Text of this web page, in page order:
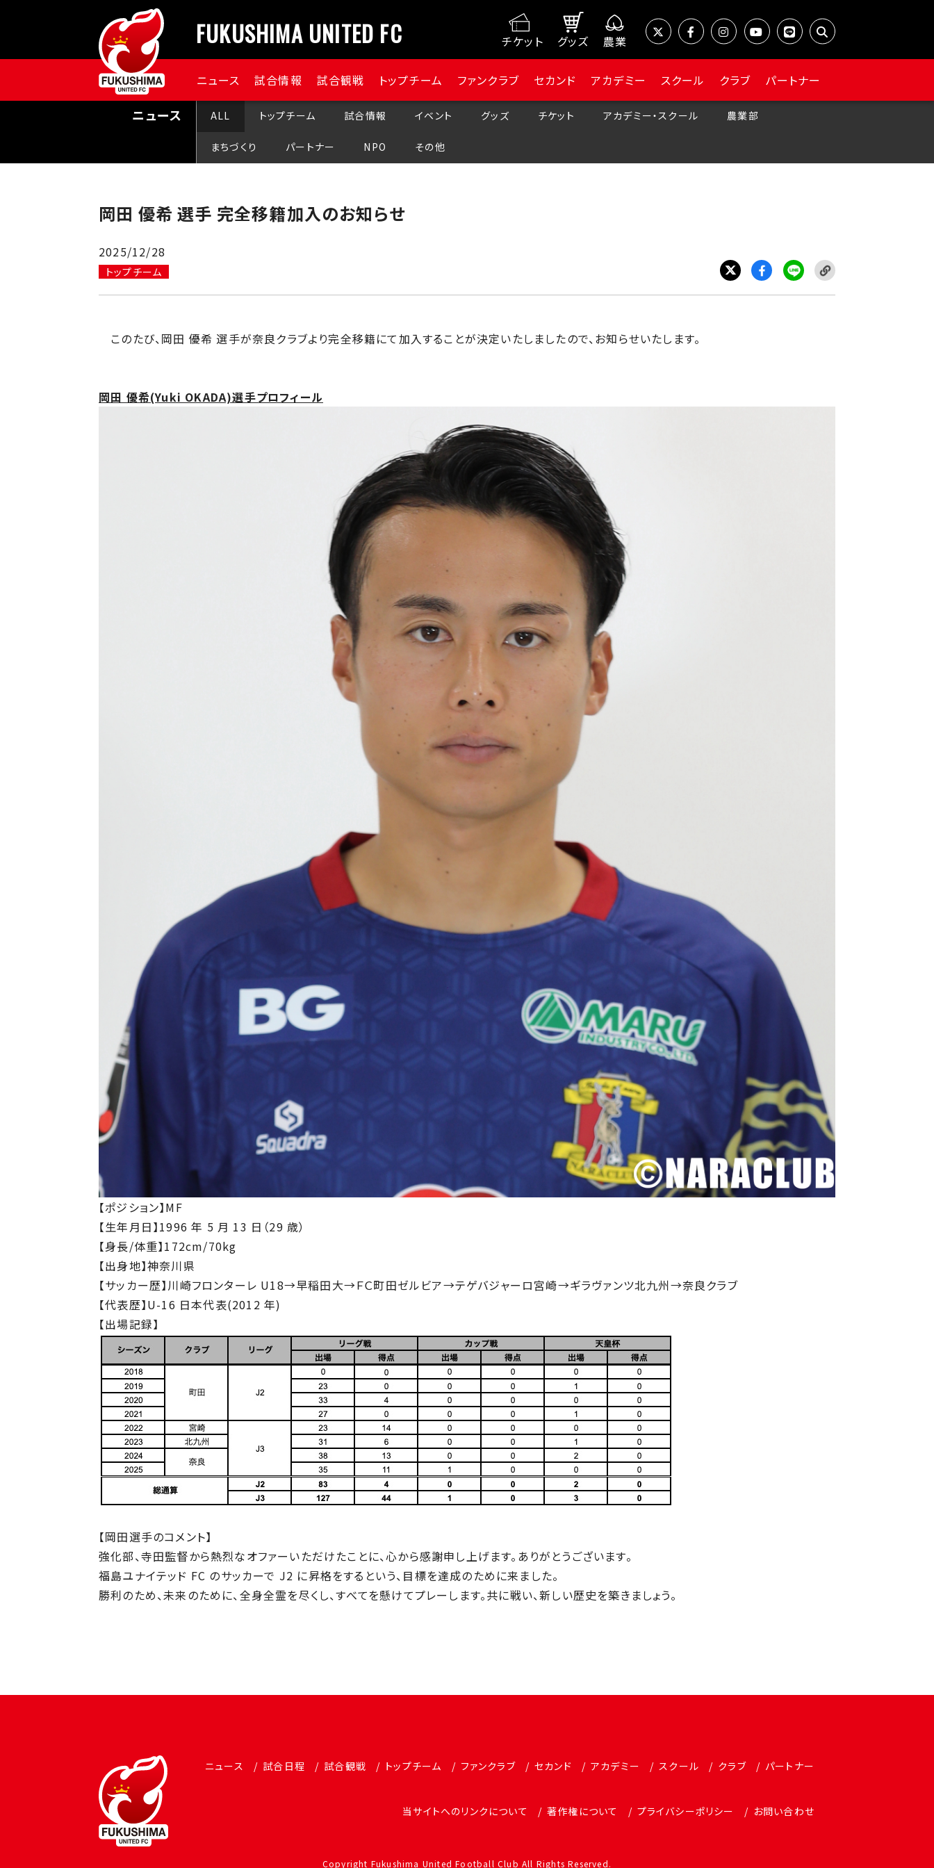
FUKUSHIMA UNITED FC チケット グッズ 農業
ニュース 試合情報 試合観戦 トップチーム ファンクラブ セカンド アカデミー スクール クラブ パートナー
ニュース ALL トップチーム 試合情報 イベント グッズ チケット アカデミー・スクール 農業部
まちづくり パートナー NPO その他
岡⽥ 優希 選⼿ 完全移籍加⼊のお知らせ
2025/12/28
トップチーム
このたび、岡⽥ 優希 選⼿が奈良クラブより完全移籍にて加⼊することが決定いたしましたので、お知らせいたします。
岡⽥ 優希(Yuki OKADA)選⼿プロフィール
【ポジション】MF
【⽣年⽉⽇】1996 年 5 ⽉ 13 ⽇（29 歳）
【⾝⻑/体重】172cm/70kg
【出⾝地】神奈川県
【サッカー歴】川崎フロンターレ U18→早稲⽥⼤→ＦＣ町⽥ゼルビア→テゲバジャーロ宮崎→ギラヴァンツ北九州→奈良クラブ
【代表歴】U-16 ⽇本代表(2012 年)
【出場記録】
【岡⽥選⼿のコメント】
強化部、寺⽥監督から熱烈なオファーいただけたことに、⼼から感謝申し上げます。ありがとうございます。
福島ユナイテッド FC のサッカーで J2 に昇格をするという、⽬標を達成のために来ました。
勝利のため、未来のために、全⾝全霊を尽くし、すべてを懸けてプレーします。共に戦い、新しい歴史を築きましょう。
ニュース 試合日程 試合観戦 トップチーム ファンクラブ セカンド アカデミー スクール クラブ パートナー
当サイトへのリンクについて 著作権について プライバシーポリシー お問い合わせ
Copyright Fukushima United Football Club All Rights Reserved.